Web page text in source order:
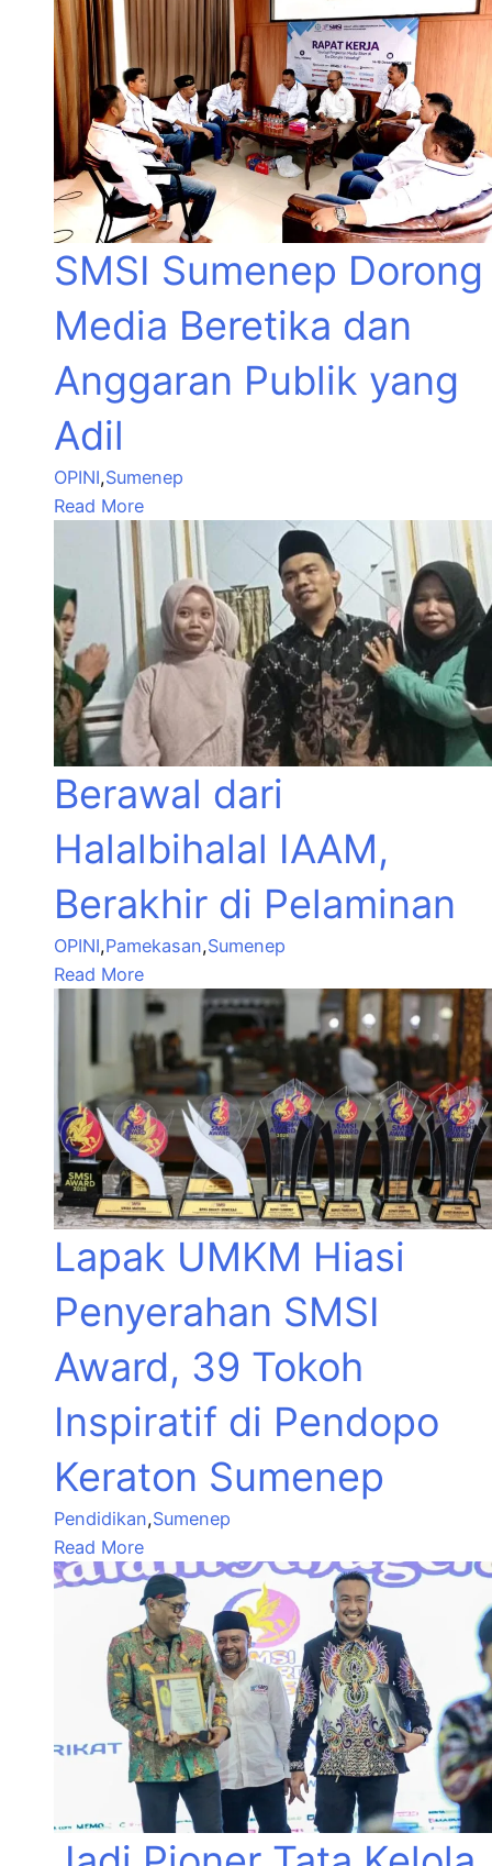
SMSI Sumenep Dorong
Media Beretika dan
Anggaran Publik yang
Adil
OPINI,Sumenep
Read More
Berawal dari
Halalbihalal IAAM,
Berakhir di Pelaminan
OPINI,Pamekasan,Sumenep
Read More
Lapak UMKM Hiasi
Penyerahan SMSI
Award, 39 Tokoh
Inspiratif di Pendopo
Keraton Sumenep
Pendidikan,Sumenep
Read More